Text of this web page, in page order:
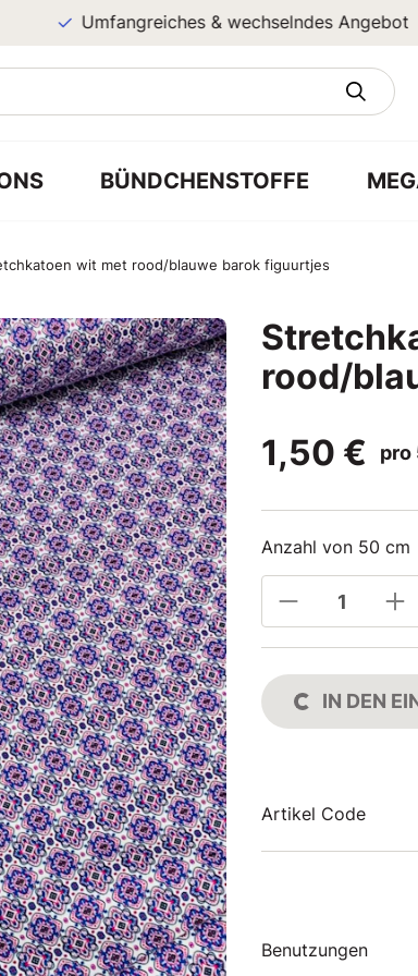
Umfangreiches & wechselndes Angebot
BÜNDCHENSTOFFE
wit met rood/blauwe barok figuurtjes
rood/
1,50 €
pro
Anzahl von 50 cm
IN DEN
Artikel Code
Benutzungen